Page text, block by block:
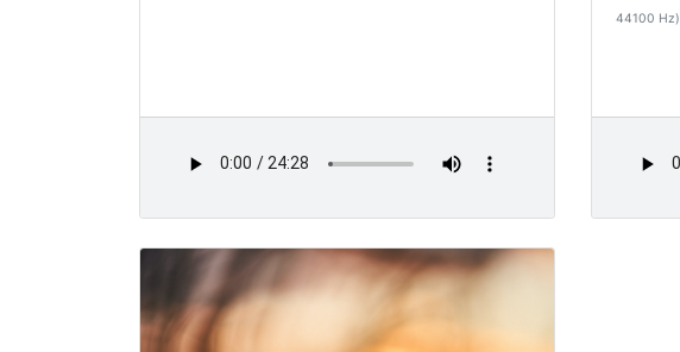
44100 Hz)